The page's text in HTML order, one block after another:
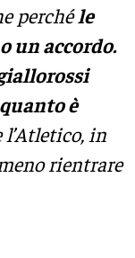
perchéle
un accordo.
è
in
rientrare